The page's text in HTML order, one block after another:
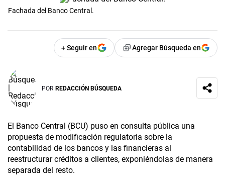
Fachada del Banco Central.
+ Seguir en Agregar Búsqueda en
POR REDACCIÓN BÚSQUEDA
El Banco Central (BCU) puso en consulta pública una
propuesta de modificación regulatoria sobre la
contabilidad de los bancos y las financieras al
reestructurar créditos a clientes, exponiéndolas de manera
separada del resto.